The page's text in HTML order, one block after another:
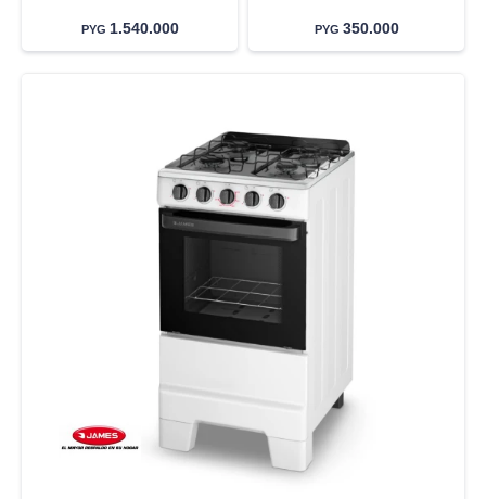
PYG 1.540.000 PYG 350.000